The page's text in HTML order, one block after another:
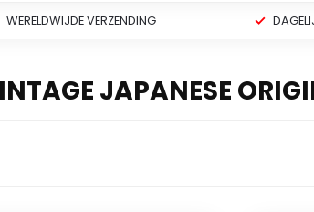
WERELDWIJDE VERZENDING
JAPANESE